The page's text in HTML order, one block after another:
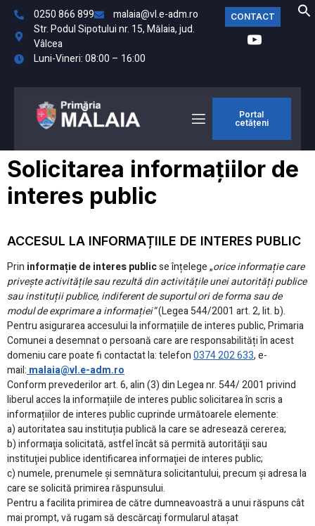
0250 866 899
malaia@vl.e-adm.ro
Str. Podul Sipotului nr. 15, Mălaia, jud.
Vâlcea
Luni-Vineri: 08:00 – 16:00
CONTACT
Portal
cetățeni
Solicitarea informațiilor de
interes public
ACCESUL LA INFORMAȚIILE DE INTERES PUBLIC
Prin informație de interes publicse înțelege „orice informație care
privește activitățile sau rezultă din activitățile unei autorități publice
sau instituții publice, indiferent de suportul ori de forma sau de
modul de exprimare a informației”(Legea 544/2001 art. 2, lit. b).
Pentru asigurarea accesului la informațiile de interes public, Primaria
Comunei a desemnat o persoană care are responsabilități în acest
domeniu care poate fi contactat la: telefon0374 202 633, e-
mail: malaia@vl.e-adm.ro
Conform prevederilor art. 6, alin (3) din Legea nr. 544/ 2001 privind
liberul acces la informațiile de interes public solicitarea în scris a
informațiilor de interes public cuprinde următoarele elemente:
a) autoritatea sau instituția publică la care se adresează cererea;
b) informaţia solicitată, astfel încât să permită autorităţii sau
instituţiei publice identificarea informaţiei de interes public;
c) numele, prenumele şi semnătura solicitantului, precum şi adresa la
care se solicită primirea răspunsului.
Pentru a facilita primirea de către dumneavoastră a unui răspuns cât
mai prompt, vă rugam să descărcaţi formularul ataşat